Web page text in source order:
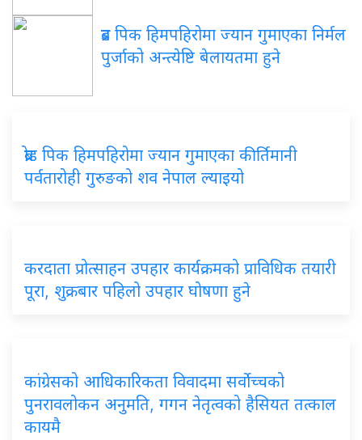
ब्रड पिक हिमपहिरोमा ज्यान गुमाएका निर्मल
पुर्जाको अन्त्येष्टि बेलायतमा हुने
ब्रोड पिक हिमपहिरोमा ज्यान गुमाएका कीर्तिमानी
पर्वतारोही गुरुङको शव नेपाल ल्याइयो
करदाता प्रोत्साहन उपहार कार्यक्रमको प्राविधिक तयारी
पूरा, शुक्रबार पहिलो उपहार घोषणा हुने
कांग्रेसको आधिकारिकता विवादमा सर्वोच्चको
पुनरावलोकन अनुमति, गगन नेतृत्वको हैसियत तत्काल
कायमै